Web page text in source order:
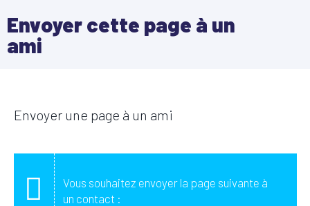
Envoyer cette page à un
ami
Envoyer une page à un ami
Vous souhaitez envoyer la page suivante à
un contact :